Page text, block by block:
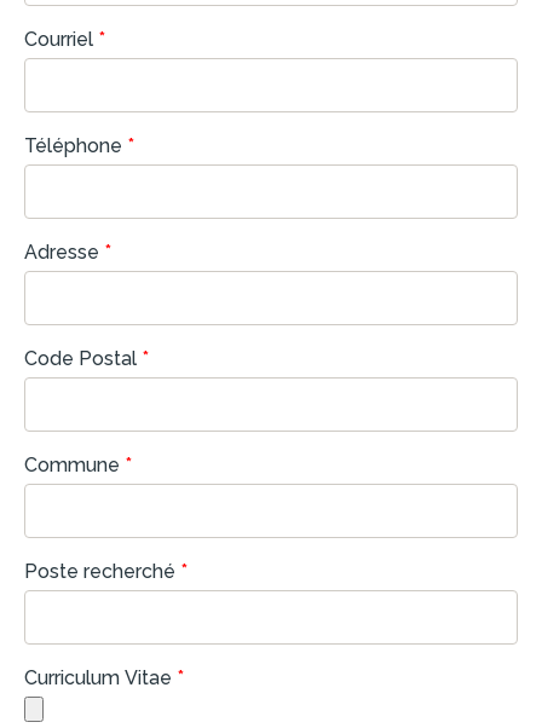
Courriel *
Téléphone *
Adresse *
Code Postal *
Commune *
Poste recherché *
Curriculum Vitae *